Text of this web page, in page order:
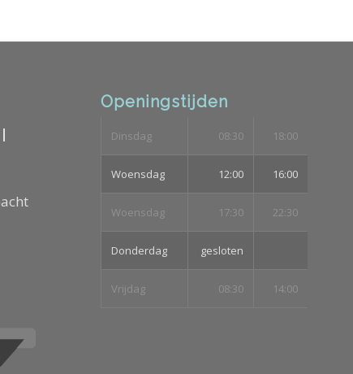
Openingstijden
Dinsdag 08:30 18:00
Woensdag 12:00 16:00
Woensdag 17:30 22:30
Donderdag gesloten
Vrijdag 08:30 14:00